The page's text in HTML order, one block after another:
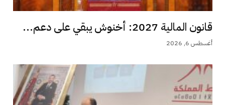
قانون المالية 2027: أخنوش يبقي على دعم...
أغسطس 6, 2026